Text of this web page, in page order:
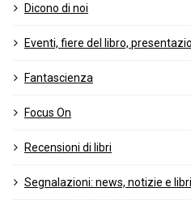
Dicono di noi
Eventi, fiere del libro,
Fantascienza
Focus On
Recensioni di libri
Segnalazioni: news, notizie e